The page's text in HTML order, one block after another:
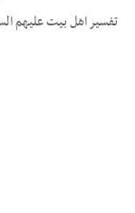
تفسیر اهل بیت علیهم السلام